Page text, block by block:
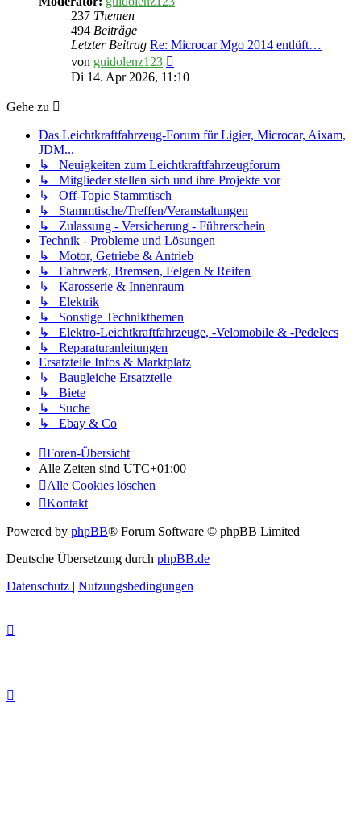
237 Themen
494 Beiträge
Letzter Beitrag Re: Microcar Mgo 2014 entlüft…
von guidolenz123
Beitrag
Di 14. Apr 2026, 11:10
Gehe zu
Das Leichtkraftfahrzeug-Forum für Ligier, Microcar, Aixam,
JDM...
↳ Neuigkeiten zum Leichtkraftfahrzeugforum
↳ Mitglieder stellen sich und ihre Projekte vor
↳ Off-Topic Stammtisch
↳ Stammtische/Treffen/Veranstaltungen
↳ Zulassung - Versicherung - Führerschein
Technik - Probleme und Lösungen
↳ Motor, Getriebe & Antrieb
↳ Fahrwerk, Bremsen, Felgen & Reifen
↳ Karosserie & Innenraum
↳ Elektrik
↳ Sonstige Technikthemen
↳ Elektro-Leichtkraftfahrzeuge, -Velomobile & -Pedelecs
↳ Reparaturanleitungen
Ersatzteile Infos & Marktplatz
↳ Baugleiche Ersatzteile
↳ Biete
↳ Suche
↳ Ebay & Co
Foren-Übersicht
Alle Zeiten sind UTC+01:00
Alle Cookies löschen
Kontakt
Powered by phpBB® Forum Software © phpBB Limited
Deutsche Übersetzung durch phpBB.de
Datenschutz | Nutzungsbedingungen